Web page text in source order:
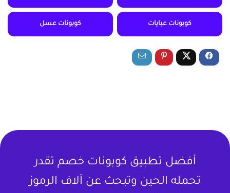
كوبونات عبايات كوبونات عسل
أفضل تطبيق كوبونات خصم تقدر
تحمله الحين وتبحث عن آلاف الرموز